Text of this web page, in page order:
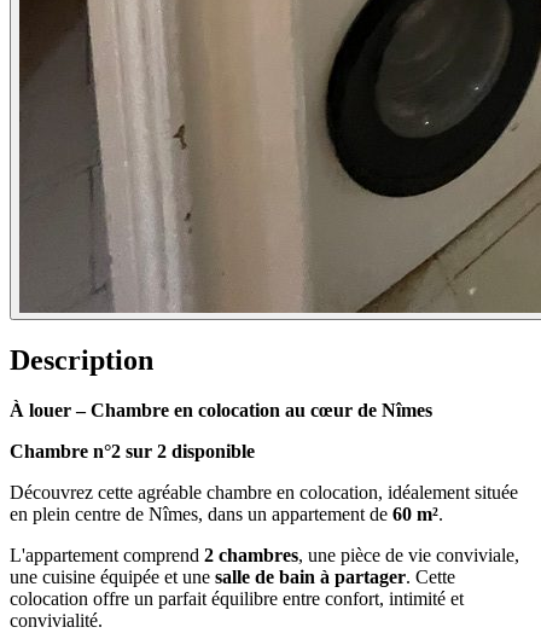
Description
À louer – Chambre en colocation au cœur de Nîmes
Chambre n°2 sur 2 disponible
Découvrez cette agréable chambre en colocation, idéalement située
en plein centre de Nîmes, dans un appartement de 60 m².
L'appartement comprend 2 chambres, une pièce de vie conviviale,
une cuisine équipée et une salle de bain à partager. Cette
colocation offre un parfait équilibre entre confort, intimité et
convivialité.